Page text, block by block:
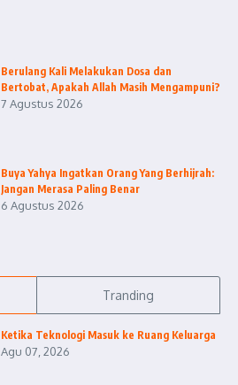
Berulang Kali Melakukan Dosa dan
Bertobat, Apakah Allah Masih Mengampuni?
7 Agustus 2026
Buya Yahya Ingatkan Orang Yang Berhijrah:
Jangan Merasa Paling Benar
6 Agustus 2026
Tranding
Ketika Teknologi Masuk ke Ruang Keluarga
Agu 07, 2026